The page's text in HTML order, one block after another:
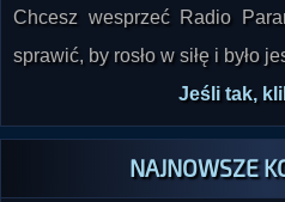
Chcesz wesprzeć Radio
sprawić, by rosło w siłę i było
Jeśli tak,
NAJNOWSZE